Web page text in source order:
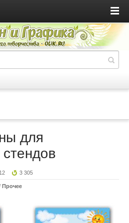
для
3 305
Прочее